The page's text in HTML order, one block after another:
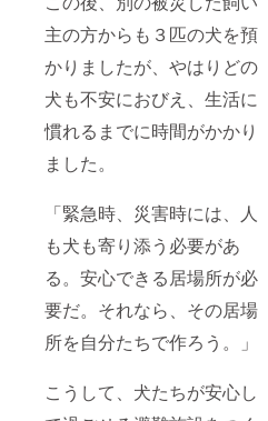
主の方からも３匹の犬を預
かりましたが、やはりどの
犬も不安におびえ、生活に
慣れるまでに時間がかかり
ました。
「緊急時、災害時には、人
も犬も寄り添う必要があ
る。安心できる居場所が必
要だ。それなら、その居場
所を自分たちで作ろう。」
こうして、犬たちが安心し